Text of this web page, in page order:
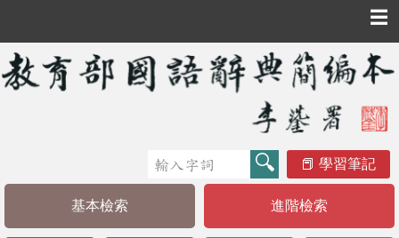
☰
學習筆記
基本檢索 進階檢索